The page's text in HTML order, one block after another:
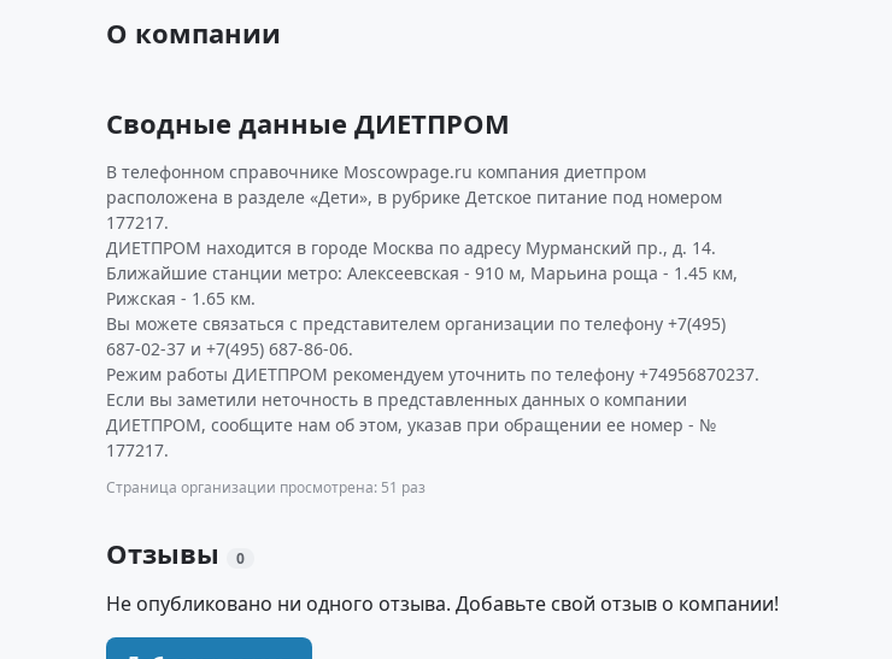
О компании
Сводные данные ДИЕТПРОМ
В телефонном справочнике Moscowpage.ru компания диетпром
расположена в разделе «Дети», в рубрике Детское питание под номером
177217.
ДИЕТПРОМ находится в городе Москва по адресу Мурманский пр., д. 14.
Ближайшие станции метро: Алексеевская - 910 м, Марьина роща - 1.45 км,
Рижская - 1.65 км.
Вы можете связаться с представителем организации по телефону +7(495)
687-02-37 и +7(495) 687-86-06.
Режим работы ДИЕТПРОМ рекомендуем уточнить по телефону +74956870237.
Если вы заметили неточность в представленных данных о компании
ДИЕТПРОМ, сообщите нам об этом, указав при обращении ее номер - №
177217.
Страница организации просмотрена: 51 раз
Отзывы 0
Не опубликовано ни одного отзыва. Добавьте свой отзыв о компании!